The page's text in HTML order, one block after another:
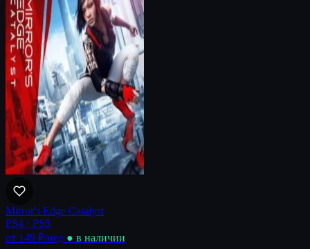
Mirror's Edge Catalyst
PS4 · PS5
от 149 ₽/нед ● в наличии